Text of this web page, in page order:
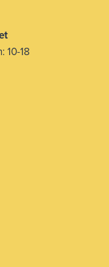
10-18